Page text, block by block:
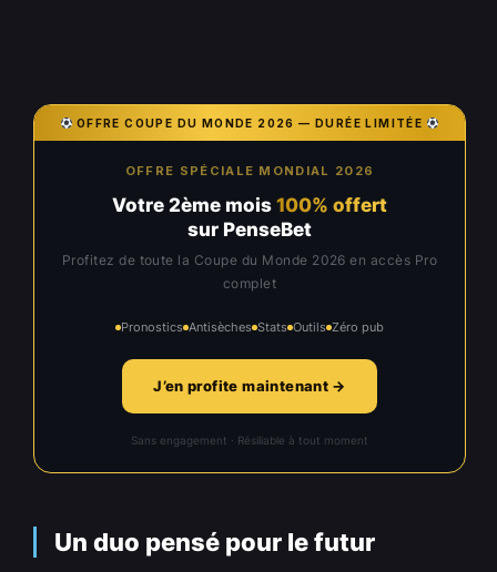
OFFRE COUPE DU MONDE 2026 — DURÉE LIMITÉE
OFFRE SPÉCIALE MONDIAL 2026
Votre 2ème mois 100% offert
sur PenseBet
Profitez de toute la Coupe du Monde 2026 en accès Pro
complet
Pronostics Antisèches Stats Outils Zéro pub
J’en profite maintenant →
Sans engagement · Résiliable à tout moment
Un duo pensé pour le futur